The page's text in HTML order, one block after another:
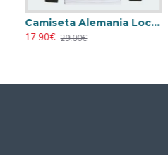
Camiseta Alemania Local Mundial 2026 ML Blanco
17.90€
29.00€